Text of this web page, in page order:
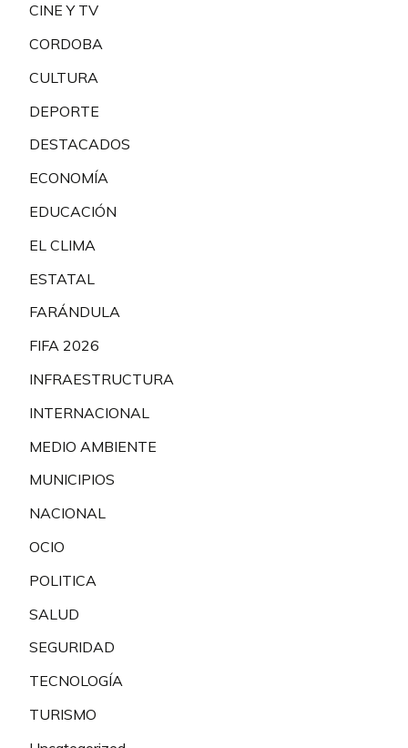
CINE Y TV
CORDOBA
CULTURA
DEPORTE
DESTACADOS
ECONOMÍA
EDUCACIÓN
EL CLIMA
ESTATAL
FARÁNDULA
FIFA 2026
INFRAESTRUCTURA
INTERNACIONAL
MEDIO AMBIENTE
MUNICIPIOS
NACIONAL
OCIO
POLITICA
SALUD
SEGURIDAD
TECNOLOGÍA
TURISMO